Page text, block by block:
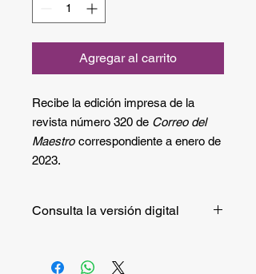
Agregar al carrito
Recibe la edición impresa de la
revista número 320 de Correo del
Maestro correspondiente a enero de
2023.
Consulta la versión digital